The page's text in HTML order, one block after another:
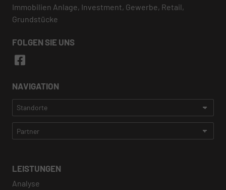
Immobilien Anlage, Investment, Gewerbe, Retail,
Grundstücke
FOLGEN SIE UNS
NAVIGATION
LEISTUNGEN
Analyse